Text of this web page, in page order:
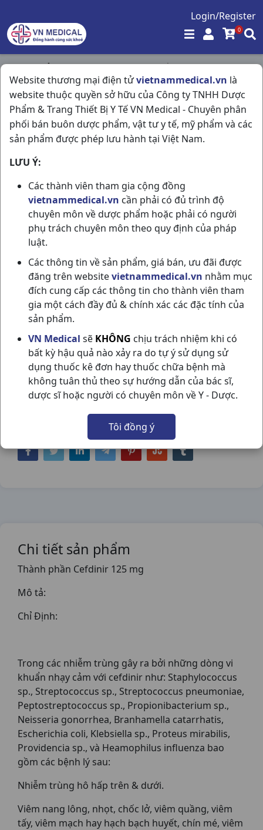
Login/Register
0
Website thương mại điện tửvietnammedical.vn là
website thuộc quyền sở hữu của Công ty TNHH Dược
Phẩm & Trang Thiết Bị Y Tế VN Medical - Chuyên phân
phối bán buôn dược phẩm, vật tư y tế, mỹ phẩm và các
sản phẩm được phép lưu hành tại Việt Nam.
LƯU Ý:
Các thành viên tham gia cộng đồng
vietnammedical.vn cần phải có đủ trình độ
chuyên môn về dược phẩm hoặc phải có người
phụ trách chuyên môn theo quy định của pháp
luật.
Các thông tin về sản phẩm, giá bán, ưu đãi được
đăng trên websitevietnammedical.vn nhằm mục
đích cung cấp các thông tin cho thành viên tham
gia một cách đầy đủ & chính xác các đặc tính của
sản phẩm.
VN Medical sẽ KHÔNG chịu trách nhiệm khi có
bất kỳ hậu quả nào xảy ra do tự ý sử dụng sử
dụng thuốc kê đơn hay thuốc chữa bệnh mà
không tuân thủ theo sự hướng dẫn của bác sĩ,
dược sĩ hoặc người có chuyên môn về Y - Dược.
Tôi đồng ý
Trang chủ / Kháng Sinh - Kháng Nấm - Kháng Virus /
Haginir Dt125 H20vn DHG Pharma
HAGINIR DT125 H20VN DHG PHARMA
NSX:DHG Pharma
Nhóm hàng:Kháng Sinh - Kháng Nấm -
Kháng Virus,
Chia sẻ qua mạng xã hội:
Chi tiết sản phẩm
Thành phần Cefdinir 125 mg
Mô tả:
Chỉ Định:
Trong các nhiễm trùng gây ra bởi những dòng vi
khuẩn nhạy cảm với cefdinir như: Staphylococcus
sp., Streptococcus sp., Streptococcus pneumoniae,
Peptostreptococcus sp., Propionibacterium sp.,
Neisseria gonorrhea, Branhamella catarrhatis,
Escherichia coli, Klebsiella sp., Proteus mirabilis,
Providencia sp., và Heamophilus influenza bao
gồm các bệnh lý sau:
Nhiễm trùng hô hấp trên & dưới.
Viêm nang lông, nhọt, chốc lở, viêm quầng, viêm
tấy, viêm mạch hay hạch bạch huyết, chín mé, viêm